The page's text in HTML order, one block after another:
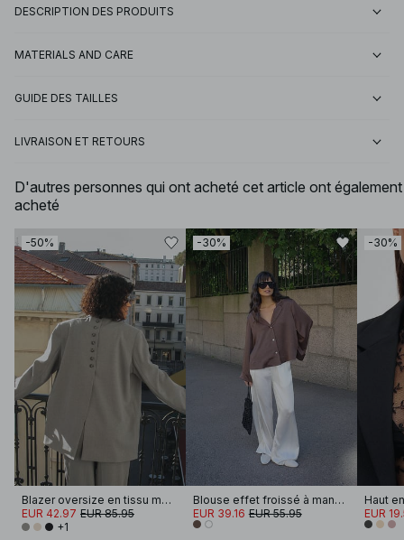
DESCRIPTION DES PRODUITS
MATERIALS AND CARE
GUIDE DES TAILLES
LIVRAISON ET RETOURS
D'autres personnes qui ont acheté cet article ont également
acheté
-50%
Blazer oversize en tissu mélangé
EUR 42.97 EUR 85.95
+1
-30%
Blouse effet froissé à manches larges
EUR 39.16 EUR 55.95
-30%
EUR